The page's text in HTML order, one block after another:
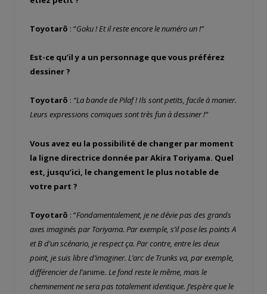
Toyotarô : “Goku ! Et il reste encore le numéro un !”
Est-ce qu’il y a un personnage que vous préférez
dessiner ?
Toyotarô : “La bande de Pilaf ! Ils sont petits, facile à manier.
Leurs expressions comiques sont très fun à dessiner !”
Vous avez eu la possibilité de changer par moment
la ligne directrice donnée par Akira Toriyama. Quel
est, jusqu’ici, le changement le plus notable de
votre part ?
Toyotarô : “Fondamentalement, je ne dévie pas des grands
axes imaginés par Toriyama. Par exemple, s’il pose les points A
et B d’un scénario, je respect ça. Par contre, entre les deux
point, je suis libre d’imaginer. L’arc de Trunks va, par exemple,
différencier de l’anime. Le fond reste le même, mais le
cheminement ne sera pas totalement identique. J’espère que le